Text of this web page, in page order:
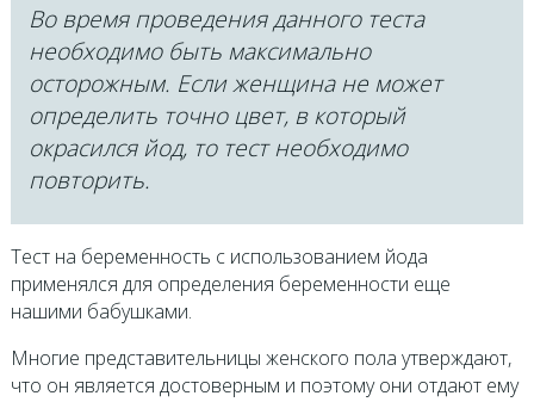
Во время проведения данного теста
необходимо быть максимально
осторожным. Если женщина не может
определить точно цвет, в который
окрасился йод, то тест необходимо
повторить.
Тест на беременность с использованием йода
применялся для определения беременности еще
нашими бабушками.
Многие представительницы женского пола утверждают,
что он является достоверным и поэтому они отдают ему